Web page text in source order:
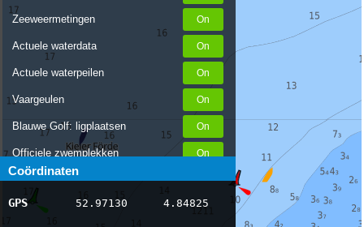
Zeeweermetingen
Actuele waterdata
Actuele waterpeilen
Vaargeulen
Blauwe Golf: ligplaatsen
Officiele zwemplekken
Stremmingen/hinder
AIS scheepsposities
Coördinaten
GPS 52.97130 4.84825